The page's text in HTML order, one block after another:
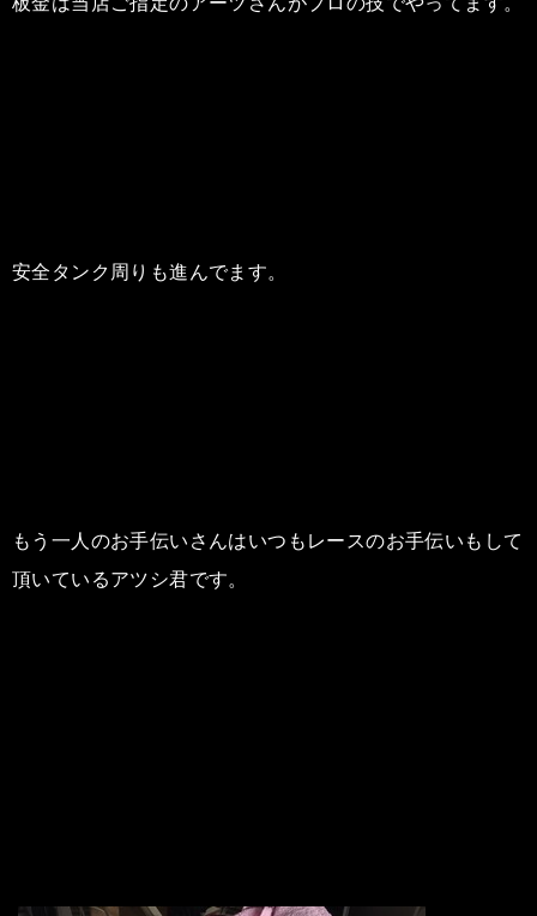
安全タンク周りも進んでます。
もう一人のお手伝いさんはいつもレースのお手伝いもして
頂いているアツシ君です。